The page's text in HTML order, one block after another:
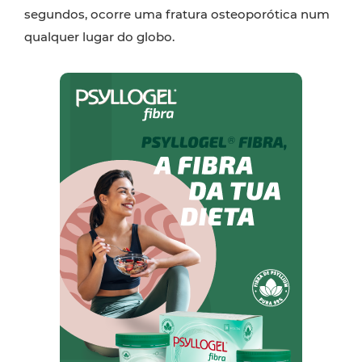
segundos, ocorre uma fratura osteoporótica num
qualquer lugar do globo.